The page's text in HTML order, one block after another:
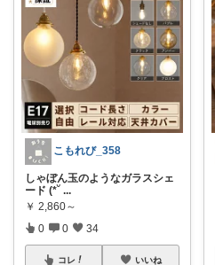
こもれび_358
しゃぼん玉のようなガラスシェ
ード (*˘ ...
￥ 2,860～
0 0 34
コレ いいね